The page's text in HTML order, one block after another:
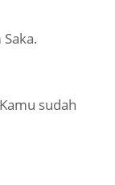
sudah